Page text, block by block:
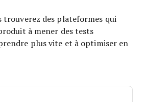
trouverez des plateformes qui
à mener des tests
plus vite et à optimiser en